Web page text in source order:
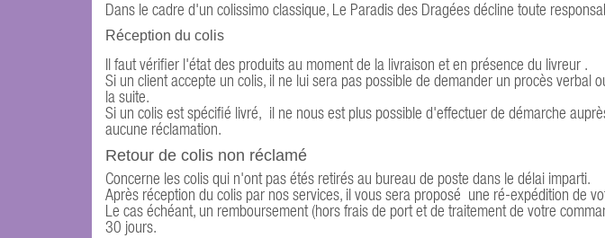
Dans le cadre d'un colissimo classique, Le Paradis des Dragées décline toute
Réception du colis
Il faut vérifier l'état des produits au moment de la livraison et en présence du livreur .
Si un client accepte un colis, il ne lui sera pas possible de demander un procès verbal
la suite.
Si un colis est spécifié livré, il ne nous est plus possible d'effectuer de démarche
aucune réclamation.
Retour de colis non réclamé
Concerne les colis qui n'ont pas étés retirés au bureau de poste dans le délai imparti.
Après réception du colis par nos services, il vous sera proposé une ré-expédition de
Le cas échéant, un remboursement (hors frais de port et de traitement de votre
30 jours.